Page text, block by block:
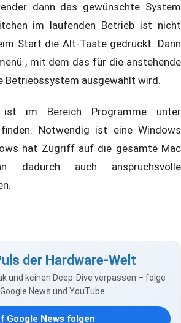
dann das gewünschte System
im laufenden Betrieb ist nicht
Start die Alt-Taste gedrückt. Dann
, mit dem das für die anstehende
Betriebssystem ausgewählt wird.
im Bereich Programme unter
Notwendig ist eine Windows
hat Zugriff auf die gesamte Mac
dadurch auch anspruchsvolle
der Hardware-Welt
und keinen Deep-Dive verpassen – folge
News und YouTube.
Google News folgen